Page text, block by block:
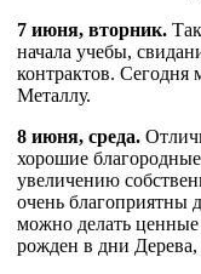
7 июня, вторник.
начала учебы,
контрактов. Сегодня
Металлу.
8 июня, среда.
хорошие
увеличению
очень благоприятны
можно делать
рожден в дни Дерева,